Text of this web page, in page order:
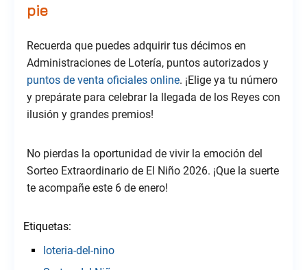
pie
Recuerda que puedes adquirir tus décimos en
Administraciones de Lotería, puntos autorizados y
puntos de venta oficiales online. ¡Elige ya tu número
y prepárate para celebrar la llegada de los Reyes con
ilusión y grandes premios!
No pierdas la oportunidad de vivir la emoción del
Sorteo Extraordinario de El Niño 2026. ¡Que la suerte
te acompañe este 6 de enero!
Etiquetas:
loteria-del-nino